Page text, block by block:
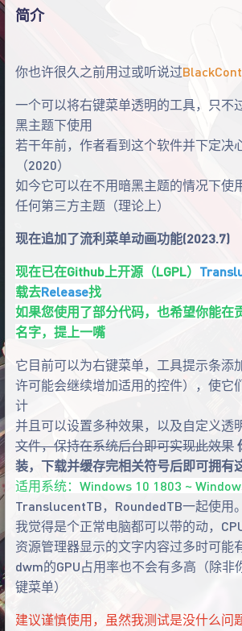
简介
你也许很久之前用过或听说过
一个可以将右键菜单透明的工具，只不
黑主题下使用
若干年前，作者看到这个软件并下定决
（2020）
如今它可以在不用暗黑主题的情况下使
任何第三方主题（理论上）
现在追加了流利菜单动画功能(2023.7)
现在已在Github上开源（LGPL）
载去Release找
如果您使用了部分代码，也希望你能在
名字，提上一嘴
它目前可以为右键菜单，工具提示条添
许可能会继续增加适用的控件），使它
计
并且可以设置多种效果，以及自定义透
文件，保持在系统后台即可实现此效果
装，下载并缓存完相关符号后即可拥有
适用系统：Windows 10 1803 ~
TranslucentTB，RoundedTB一起使用
我觉得是个正常电脑都可以带的动，
资源管理器显示的文字内容过多时可能
dwm的GPU占用率也不会有多高（除非
键菜单）
建议谨慎使用，虽然我测试是没什么问